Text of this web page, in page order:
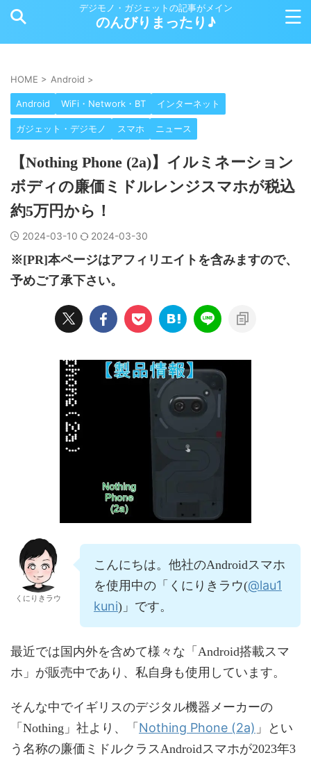
デジモノ・ガジェットの記事がメイン
のんびりまったり♪
HOME > Android >
Android WiFi・Network・BT インターネット
ガジェット・デジモノ スマホ ニュース
【Nothing Phone (2a)】イルミネーション
ボディの廉価ミドルレンジスマホが税込
約5万円から！
2024-03-10 2024-03-30
※[PR]本ページはアフィリエイトを含みますので、
予めご了承下さい。
くにりきラウ
こんにちは。他社のAndroidスマホ
を使用中の「くにりきラウ(@lau1
kuni)」です。
最近では国内外を含めて様々な「Android搭載スマ
ホ」が販売中であり、私自身も使用しています。
そんな中でイギリスのデジタル機器メーカーの
「Nothing」社より、「 Nothing Phone (2a) 」とい
う名称の廉価ミドルクラスAndroidスマホが2023年3